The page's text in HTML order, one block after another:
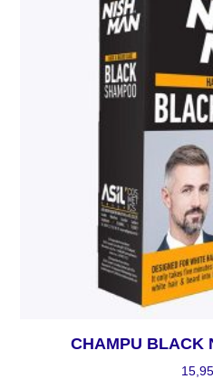
CHAMPU BLACK
15,95